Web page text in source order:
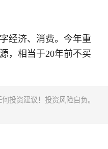
经济、消费。今年重
，相当于20年前不买
投资建议！投资风险自负。